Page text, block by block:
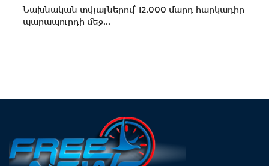
Նախնական տվյալներով՝ 12.000 մարդ հարկադիր
պարապուրդի մեջ...